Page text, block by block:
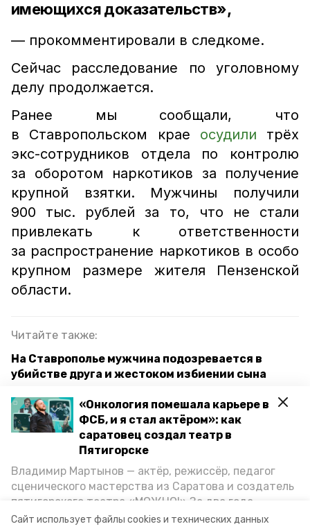
Сайт использует файлы cookies и технических данных
«Онкология помешала карьере в
ФСБ, и я стал актёром»: как
саратовец создал театр в
Пятигорске
Владимир Мартынов — актёр, режиссёр, педагог
сценического мастерства из Саратова и создатель
пятигорского театра «МОЖНО!» За два года
существования театр выпустил восемь спектаклей,
имеющихся доказательств»,
— прокомментировали в следкоме.
Сейчас расследование по уголовному
делу продолжается.
Ранее мы сообщали, что
в Ставропольском крае осудили трёх
экс-сотрудников отдела по контролю
за оборотом наркотиков за получение
крупной взятки. Мужчины получили
900 тыс. рублей за то, что не стали
привлекать к ответственности
за распространение наркотиков в особо
крупном размере жителя Пензенской
области.
Читайте также:
На Ставрополье мужчина подозревается в
убийстве друга и жестоком избиении сына
Пятигорчанин попытался украсть игровую
консоль с дисками и джойстики
Житель Ставрополья собирался сбыть полкило